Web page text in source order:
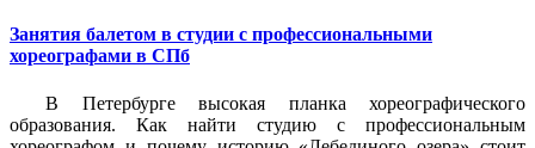
Занятия балетом в студии с профессиональными
хореографами в СПб
В Петербурге высокая планка хореографического
образования. Как найти студию с профессиональным